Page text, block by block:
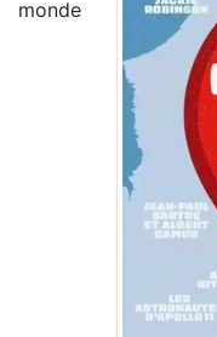
monde